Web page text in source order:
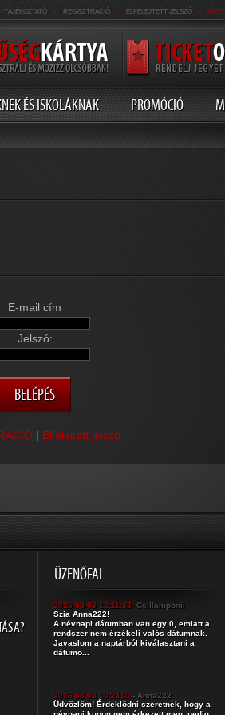
TÁJÉKOZTATÓ . REGISZTRÁCIÓ . ELFELEJTETT JELSZÓ .
ÉS ISKOLÁKNAK PROMÓCIÓ
E-mail cím
Jelszó:
| Elfelejtett jelszó
ÜZENŐFAL
2026-08-03 12:11:33- Csillámpónii
Szia Anna222!
A névnapi dátumban van egy 0, emiatt a
rendszer nem érzékeli valós dátumnak.
Javaslom a naptárból kiválasztani a
dátumo...
2026-08-03 10:21:06- Anna222
Üdvözlöm! Érdeklődni szeretnék, hogy a